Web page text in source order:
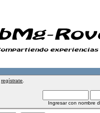
regístrate
Ingresar con nombre